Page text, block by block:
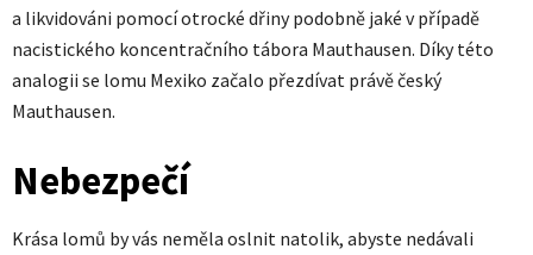
a likvidováni pomocí otrocké dřiny podobně jaké v případě
nacistického koncentračního tábora Mauthausen. Díky této
analogii se lomu Mexiko začalo přezdívat právě český
Mauthausen.
Nebezpečí
Krása lomů by vás neměla oslnit natolik, abyste nedávali